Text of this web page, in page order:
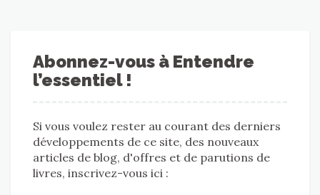
Abonnez-vous à Entendre
l’essentiel !
Si vous voulez rester au courant des derniers
développements de ce site, des nouveaux
articles de blog, d'offres et de parutions de
livres, inscrivez-vous ici :